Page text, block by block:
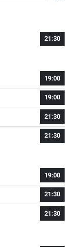
21:30
19:00
19:00
21:30
21:30
19:00
21:30
21:30